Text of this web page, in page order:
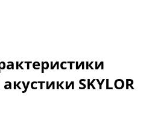
SKYLOR